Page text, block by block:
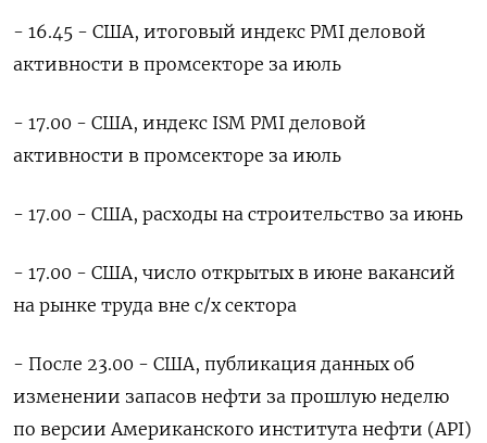
- 16.45 - США, итоговый индекс PMI деловой
активности в промсекторе за июль
- 17.00 - США, индекс ISM PMI деловой
активности в промсекторе за июль
- 17.00 - США, расходы на строительство за июнь
- 17.00 - США, число открытых в июне вакансий
на рынке труда вне с/х сектора
- После 23.00 - США, публикация данных об
изменении запасов нефти за прошлую неделю
по версии Американского института нефти (API)